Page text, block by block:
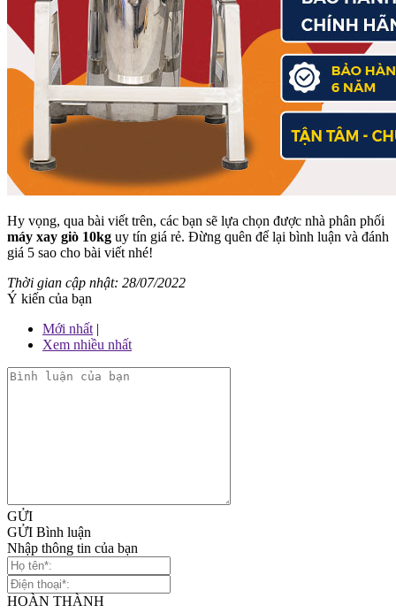
Hy vọng, qua bài viết trên, các bạn sẽ lựa chọn được nhà phân phối
máy xay giò 10kg uy tín giá rẻ. Đừng quên để lại bình luận và đánh
giá 5 sao cho bài viết nhé!
Thời gian cập nhật: 28/07/2022
Ý kiến của bạn
Mới nhất
Xem nhiều nhất
GỬI
GỬI Bình luận
Nhập thông tin của bạn
HOÀN THÀNH